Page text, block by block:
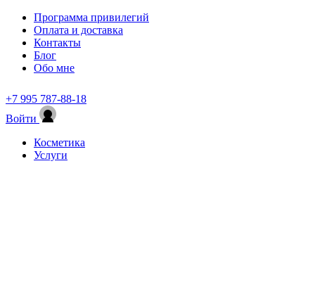
Программа привилегий
Оплата и доставка
Контакты
Блог
Обо мне
+7 995 787-88-18
Войти
Косметика
Услуги